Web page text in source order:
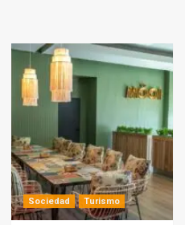
Sociedad Turismo